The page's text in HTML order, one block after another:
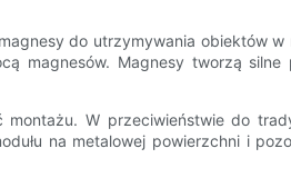
do utrzymywania obiektów
magnesów. Magnesy tworzą
W przeciwieństwie do
na metalowej powierzchni i